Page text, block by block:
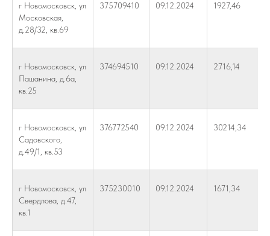
г Новомосковск, ул
Московская,
д.28/32, кв.69
375709410 09.12.2024 1927,46
г Новомосковск, ул
Пашанина, д.6а,
кв.25
374694510 09.12.2024 2716,14
г Новомосковск, ул
Садовского,
д.49/1, кв.53
376772540 09.12.2024 30214,34
г Новомосковск, ул
Свердлова, д.47,
кв.1
375230010 09.12.2024 1671,34